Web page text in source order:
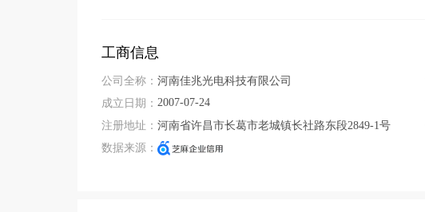
工商信息
公司全称： 河南佳兆光电科技有限公司
成立日期： 2007-07-24
注册地址： 河南省许昌市长葛市老城镇长社路东段2849-1号
数据来源：